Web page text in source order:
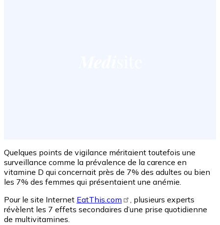
Quelques points de vigilance méritaient toutefois une
surveillance comme la prévalence de la carence en
vitamine D qui concernait près de 7% des adultes ou bien
les 7% des femmes qui présentaient une anémie.
Pour le site Internet EatThis.com
, plusieurs experts
révèlent les 7 effets secondaires d’une prise quotidienne
de multivitamines.